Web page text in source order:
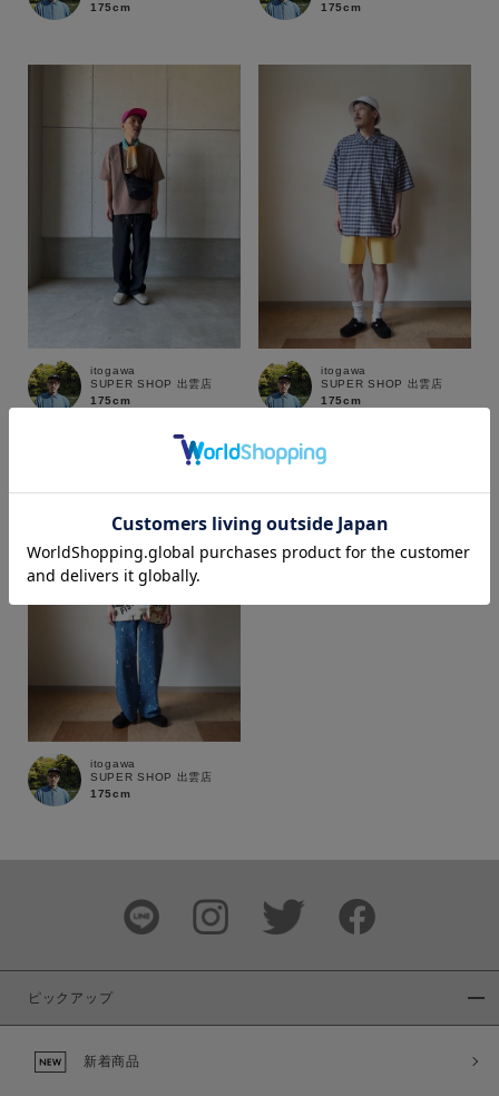
商品タイプ
通常商品
在庫あり 在庫なし含む
175cm
175cm
itogawa
SUPER SHOP 出雲店
175cm
itogawa
SUPER SHOP 出雲店
175cm
itogawa
SUPER SHOP 出雲店
175cm
ピックアップ
新着商品